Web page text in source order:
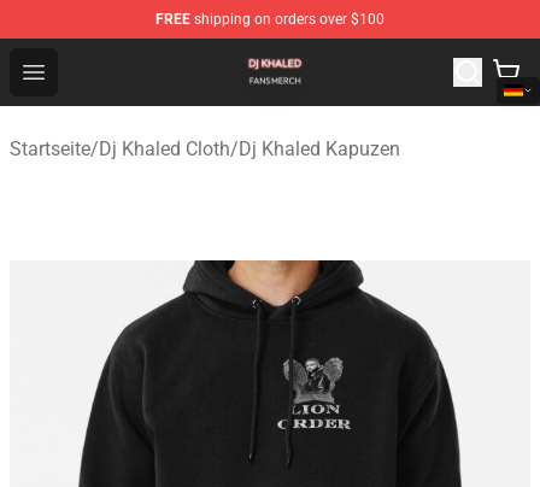
FREE shipping on orders over $100
Open menu
Dj Khaled Shop - Official Dj Khaled Merchandise Store
Startseite/Dj Khaled Cloth/Dj Khaled Kapuzen